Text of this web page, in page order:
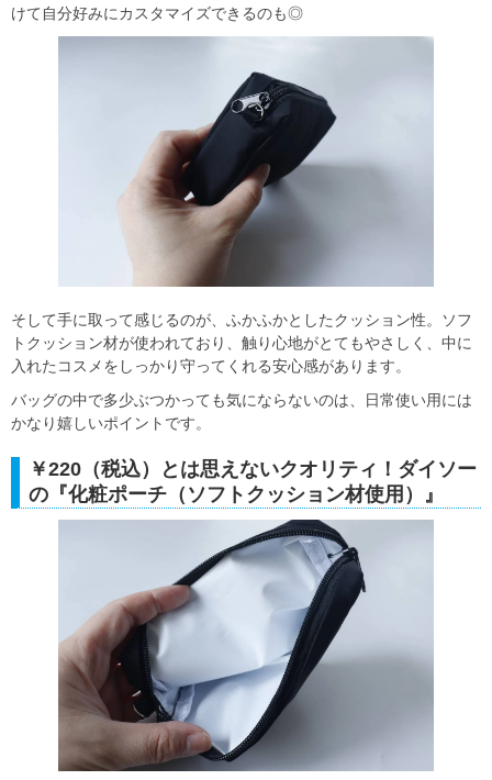
けて自分好みにカスタマイズできるのも◎
そして手に取って感じるのが、ふかふかとしたクッション性。ソフ
トクッション材が使われており、触り心地がとてもやさしく、中に
入れたコスメをしっかり守ってくれる安心感があります。
バッグの中で多少ぶつかっても気にならないのは、日常使い用には
かなり嬉しいポイントです。
￥220（税込）とは思えないクオリティ！ダイソー
の『化粧ポーチ（ソフトクッション材使用）』